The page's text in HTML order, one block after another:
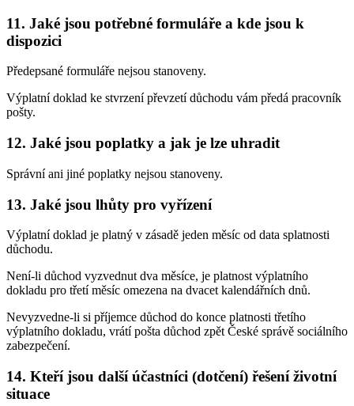
11. Jaké jsou potřebné formuláře a kde jsou k
dispozici
Předepsané formuláře nejsou stanoveny.
Výplatní doklad ke stvrzení převzetí důchodu vám předá pracovník
pošty.
12. Jaké jsou poplatky a jak je lze uhradit
Správní ani jiné poplatky nejsou stanoveny.
13. Jaké jsou lhůty pro vyřízení
Výplatní doklad je platný v zásadě jeden měsíc od data splatnosti
důchodu.
Není-li důchod vyzvednut dva měsíce, je platnost výplatního
dokladu pro třetí měsíc omezena na dvacet kalendářních dnů.
Nevyzvedne-li si příjemce důchod do konce platnosti třetího
výplatního dokladu, vrátí pošta důchod zpět České správě sociálního
zabezpečení.
14. Kteří jsou další účastníci (dotčení) řešení životní
situace